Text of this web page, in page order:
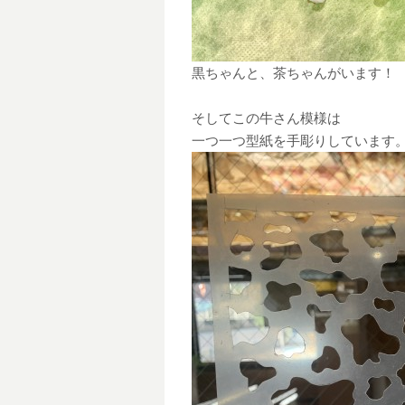
黒ちゃんと、茶ちゃんがいます！
そしてこの牛さん模様は
一つ一つ型紙を手彫りしています